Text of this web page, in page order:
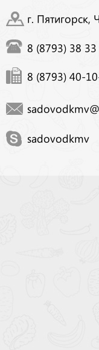
г. Пятигорск,
8 (8793) 38 33
8 (8793) 40-
sadovodkmv